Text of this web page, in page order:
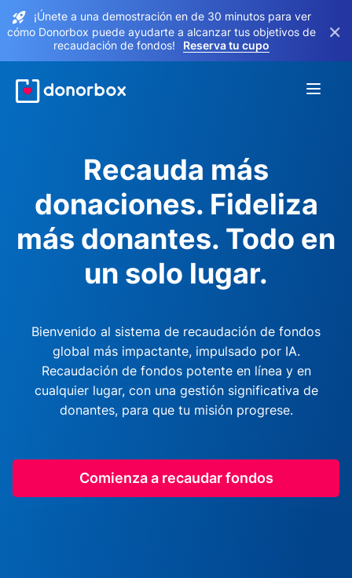
¡Únete a una demostración en de 30 minutos para ver
cómo Donorbox puede ayudarte a alcanzar tus objetivos de
recaudación de fondos!
Reserva tu cupo
×
Recauda más
donaciones. Fideliza
más donantes. Todo en
un solo lugar.
Bienvenido al sistema de recaudación de fondos
global más impactante, impulsado por IA.
Recaudación de fondos potente en línea y en
cualquier lugar, con una gestión significativa de
donantes, para que tu misión progrese.
Comienza a recaudar fondos